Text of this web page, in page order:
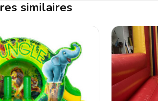
similaires